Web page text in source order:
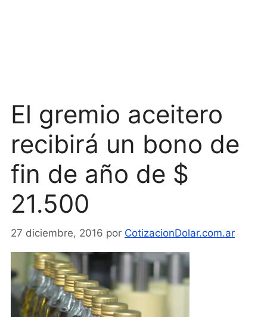
El gremio aceitero
recibirá un bono de
fin de año de $
21.500
27 diciembre, 2016 por CotizacionDolar.com.ar